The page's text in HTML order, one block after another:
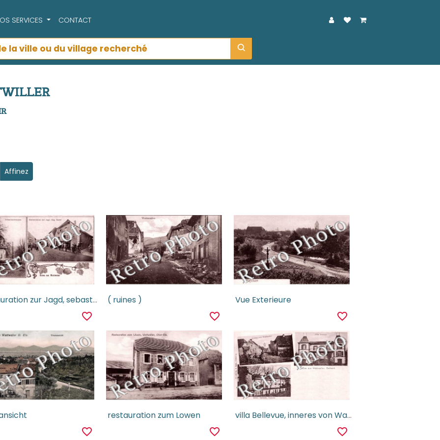
SERVICES CONTACT
Affinez
restauration zur Jagd, sebastianbrunnen
favorite_border
( ruines )
favorite_border
Vue Exterieure
favorite_border
favorite_border
restauration zum Lowen
favorite_border
villa Bellevue, inneres von Wattweiler
favorite_border